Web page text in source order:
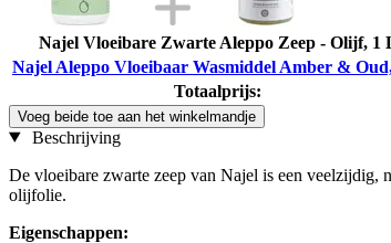
Najel Vloeibare Zwarte Aleppo Zeep - Olijf, 1
Najel Aleppo Vloeibaar Wasmiddel Amber &
Totaalprijs:
Voeg beide toe aan het winkelmandje
Beschrijving
De vloeibare zwarte zeep van Najel is een veelzijdig,
olijfolie.
Eigenschappen: